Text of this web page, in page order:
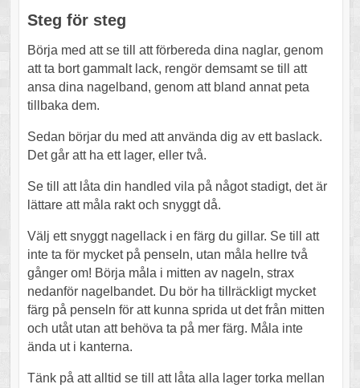
Steg för steg
Börja med att se till att förbereda dina naglar, genom
att ta bort gammalt lack, rengör demsamt se till att
ansa dina nagelband, genom att bland annat peta
tillbaka dem.
Sedan börjar du med att använda dig av ett baslack.
Det går att ha ett lager, eller två.
Se till att låta din handled vila på något stadigt, det är
lättare att måla rakt och snyggt då.
Välj ett snyggt nagellack i en färg du gillar. Se till att
inte ta för mycket på penseln, utan måla hellre två
gånger om! Börja måla i mitten av nageln, strax
nedanför nagelbandet. Du bör ha tillräckligt mycket
färg på penseln för att kunna sprida ut det från mitten
och utåt utan att behöva ta på mer färg. Måla inte
ända ut i kanterna.
Tänk på att alltid se till att låta alla lager torka mellan